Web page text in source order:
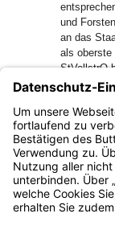
und
an das
als oberste
StVollstrO
in der
Bayern.de
BayernPortal